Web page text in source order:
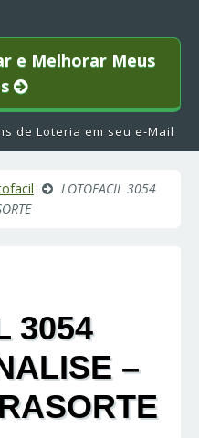
e Melhorar Meus
de Loteria em seu e-Mail
LOTOFACIL 3054
3054
–